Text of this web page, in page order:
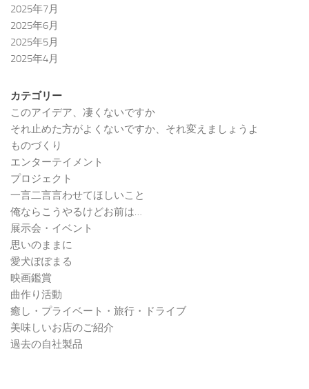
2025年7月
2025年6月
2025年5月
2025年4月
カテゴリー
このアイデア、凄くないですか
それ止めた方がよくないですか、それ変えましょうよ
ものづくり
エンターテイメント
プロジェクト
一言二言言わせてほしいこと
俺ならこうやるけどお前は…
展示会・イベント
思いのままに
愛犬ぽぽまる
映画鑑賞
曲作り活動
癒し・プライベート・旅行・ドライブ
美味しいお店のご紹介
過去の自社製品